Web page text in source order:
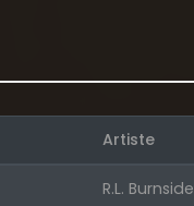
Artiste
R.L. Burnside